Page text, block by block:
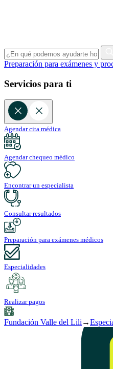
Preparación para exámenes y
Servicios para ti
Agendar cita médica
Agendar chequeo médico
Encontrar un especialista
Consultar resultados
Preparación para exámenes médicos
Especialidades
Realizar pagos
Fundación Valle del Lili →